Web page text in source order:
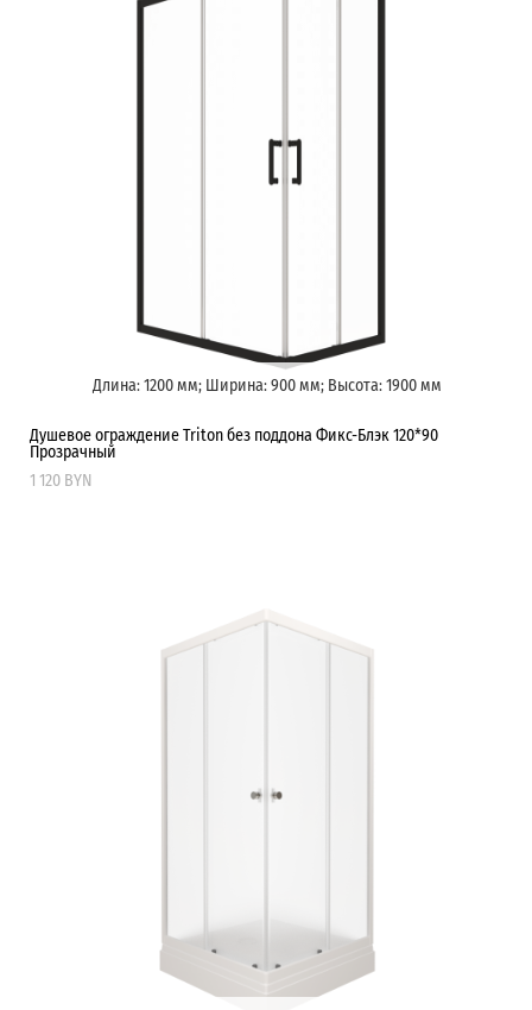
Длина: 1200 мм; Ширина: 900 мм; Высота: 1900 мм
Душевое ограждение Triton без поддона Фикс-Блэк 120*90
Прозрачный
1 120 BYN